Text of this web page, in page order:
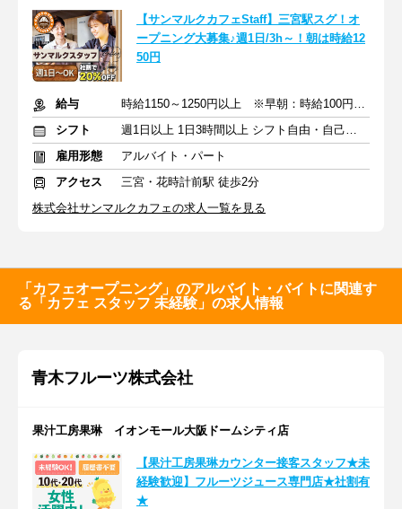
【サンマルクカフェStaff】三宮駅スグ！オ
ープニング大募集♪週1日/3h～！朝は時給12
50円
給与
時給1150～1250円以上 ※早朝：時給100円アップ ※交通費支給
シフト
週1日以上 1日3時間以上 シフト自由・自己申告
雇用形態
アルバイト・パート
アクセス
三宮・花時計前駅 徒歩2分
株式会社サンマルクカフェの求人一覧を見る
「カフェオープニング」のアルバイト・バイトに関連す
る「カフェ スタッフ 未経験」の求人情報
青木フルーツ株式会社
果汁工房果琳 イオンモール大阪ドームシティ店
【果汁工房果琳カウンター接客スタッフ★未
経験歓迎】フルーツジュース専門店★社割有
★